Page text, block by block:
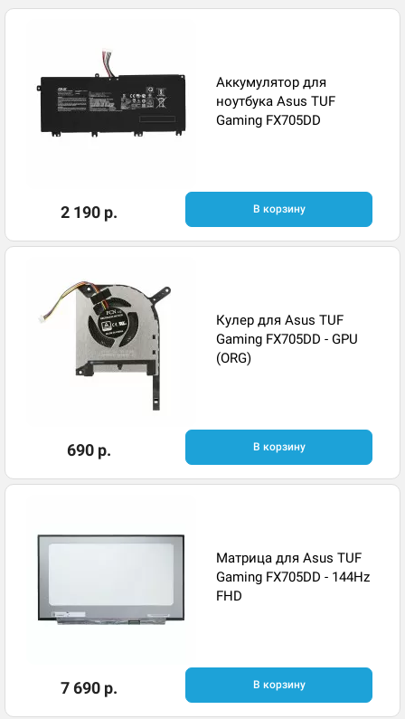
Аккумулятор для
ноутбука Asus TUF
Gaming FX705DD
2 190 р. В корзину
Кулер для Asus TUF
Gaming FX705DD - GPU
(ORG)
690 р. В корзину
Матрица для Asus TUF
Gaming FX705DD - 144Hz
FHD
7 690 р. В корзину